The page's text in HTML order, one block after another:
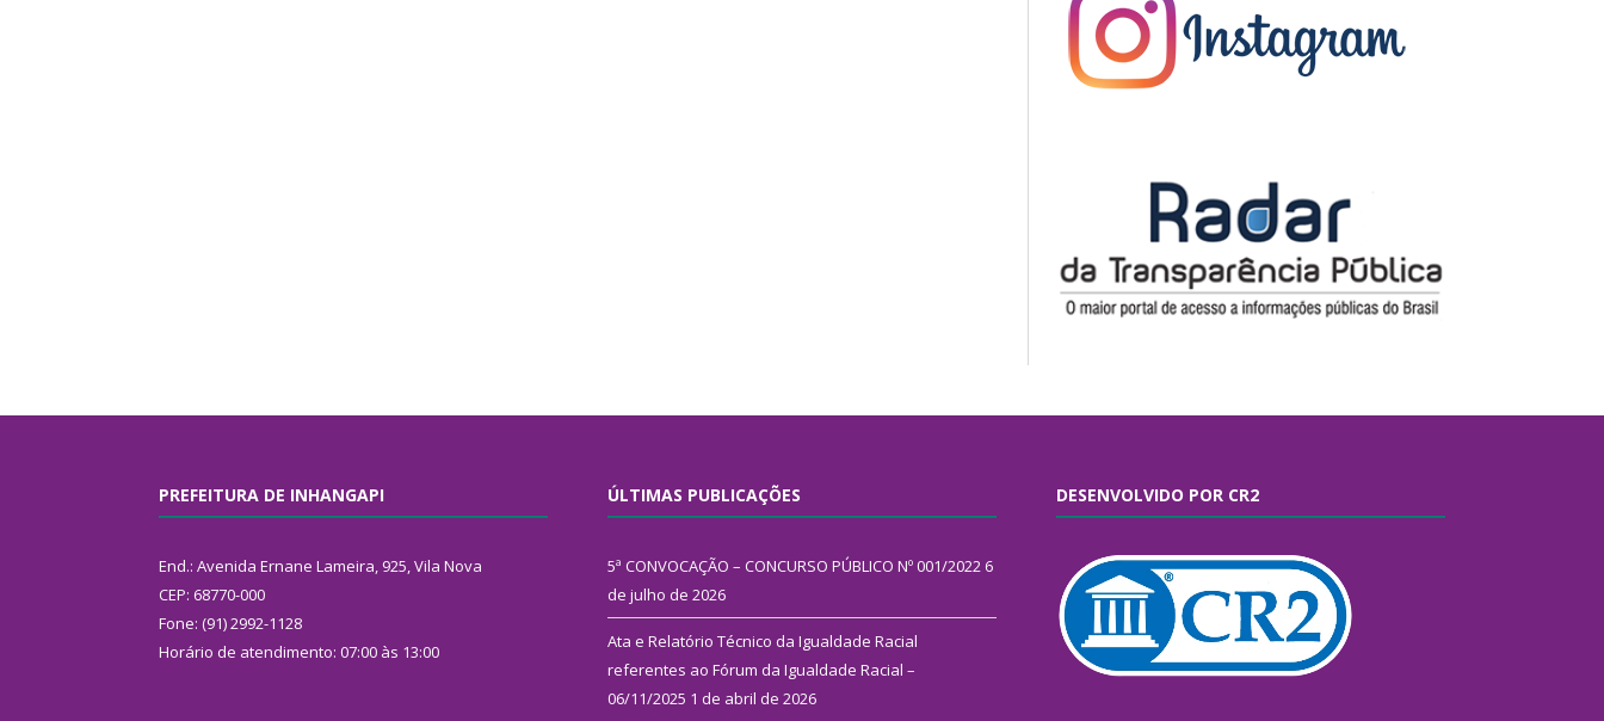
PREFEITURA DE INHANGAPI
End.: Avenida Ernane Lameira, 925, Vila Nova
CEP: 68770-000
Fone: (91) 2992-1128
Horário de atendimento: 07:00 às 13:00
ÚLTIMAS PUBLICAÇÕES
5ª CONVOCAÇÃO – CONCURSO PÚBLICO Nº 001/2022 6
de julho de 2026
Ata e Relatório Técnico da Igualdade Racial
referentes ao Fórum da Igualdade Racial –
06/11/2025 1 de abril de 2026
DESENVOLVIDO POR CR2